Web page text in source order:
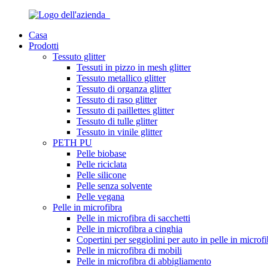
Casa
Prodotti
Tessuto glitter
Tessuti in pizzo in mesh glitter
Tessuto metallico glitter
Tessuto di organza glitter
Tessuto di raso glitter
Tessuto di paillettes glitter
Tessuto di tulle glitter
Tessuto in vinile glitter
PETH PU
Pelle biobase
Pelle riciclata
Pelle silicone
Pelle senza solvente
Pelle vegana
Pelle in microfibra
Pelle in microfibra di sacchetti
Pelle in microfibra a cinghia
Copertini per seggiolini per auto in pelle in
Pelle in microfibra di mobili
Pelle in microfibra di abbigliamento